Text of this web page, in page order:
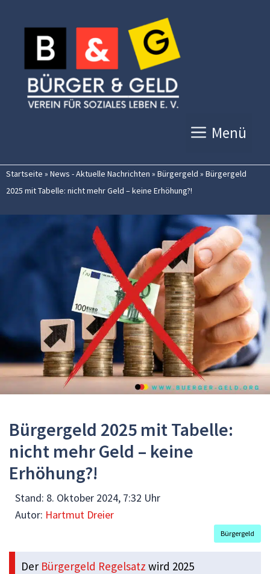
Inhalt
springen
Menü
Startseite » News - Aktuelle Nachrichten » Bürgergeld » Bürgergeld
2025 mit Tabelle: nicht mehr Geld – keine Erhöhung?!
Bürgergeld 2025 mit Tabelle:
nicht mehr Geld – keine
Erhöhung?!
Stand: 8. Oktober 2024, 7:32 Uhr
Autor: Hartmut Dreier
Bürgergeld
Der Bürgergeld Regelsatz wird 2025